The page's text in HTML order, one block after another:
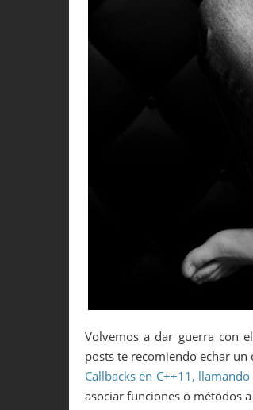
Volvemos a dar guerra con
posts te recomiendo echar un
Callbacks en C++11,
asociar funciones o métodos